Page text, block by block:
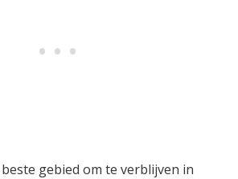
gebied om te verblijven in